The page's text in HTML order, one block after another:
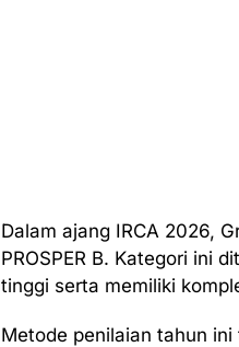
Dalam ajang IRCA 2026,
PROSPER B. Kategori ini
tinggi serta memiliki
Metode penilaian tahun